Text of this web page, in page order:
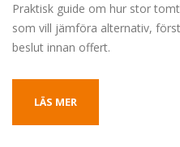
Praktisk guide om hur stor
som vill jämföra alternativ,
beslut innan offert.
LÄS MER